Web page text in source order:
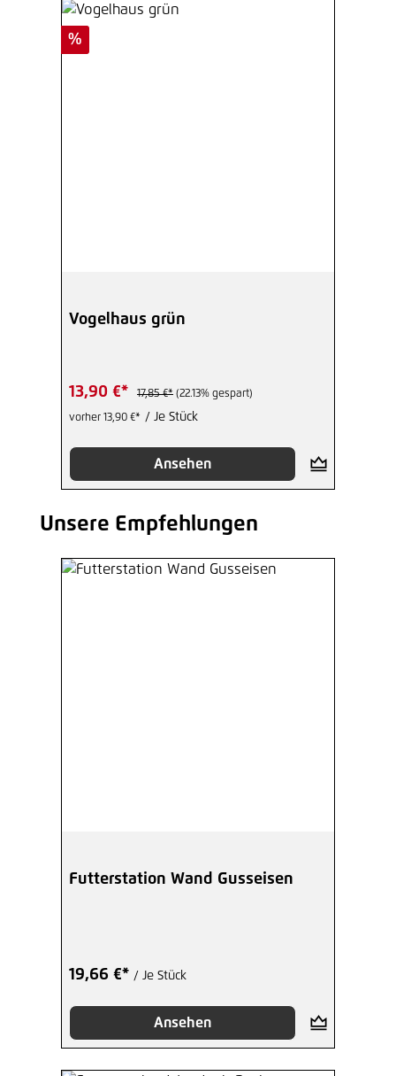
Rabatt
%
Vogelhaus grün
13,90 €* 17,85 €* (22.13% gespart)
vorher 13,90 €* / Je Stück
Ansehen
Produktgalerie überspringen
Unsere Empfehlungen
Futterstation Wand Gusseisen
19,66 €* / Je Stück
Ansehen